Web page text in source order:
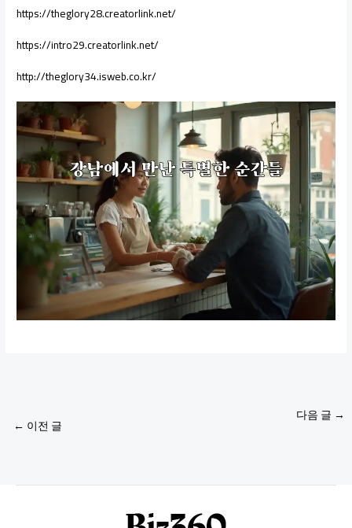
https://theglory28.creatorlink.net/
https://intro29.creatorlink.net/
http://theglory34.isweb.co.kr/
← 이전 글
다음 글 →